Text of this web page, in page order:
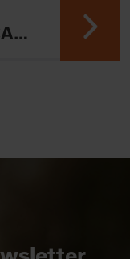
FRANCESCO MARIANI CAMPIONE DEL MONDO UNIVERSITARIO NELLA SPRINT DI ORIENTEERING